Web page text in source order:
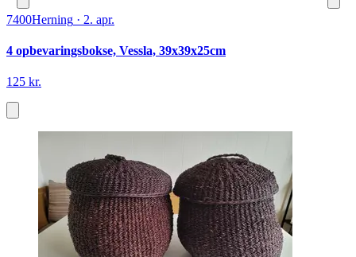
7400Herning · 2. apr.
4 opbevaringsbokse, Vessla, 39x39x25cm
125 kr.